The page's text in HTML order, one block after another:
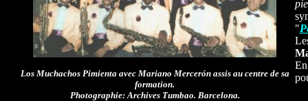
Los Muchachos Pimienta avec Mariano Mercerón assis au centre de sa
formation.
Photographie: Archives Tumbao. Barcelona.
"